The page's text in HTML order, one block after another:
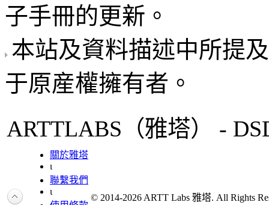
子手冊的更新。
本站及資料描述中所提
于原産權擁有者。
ARTTLABS（雅塔） -
關於雅塔
ι
聯繫我們
ι
© 2014-2026 ARTT Labs 雅塔. All Rights